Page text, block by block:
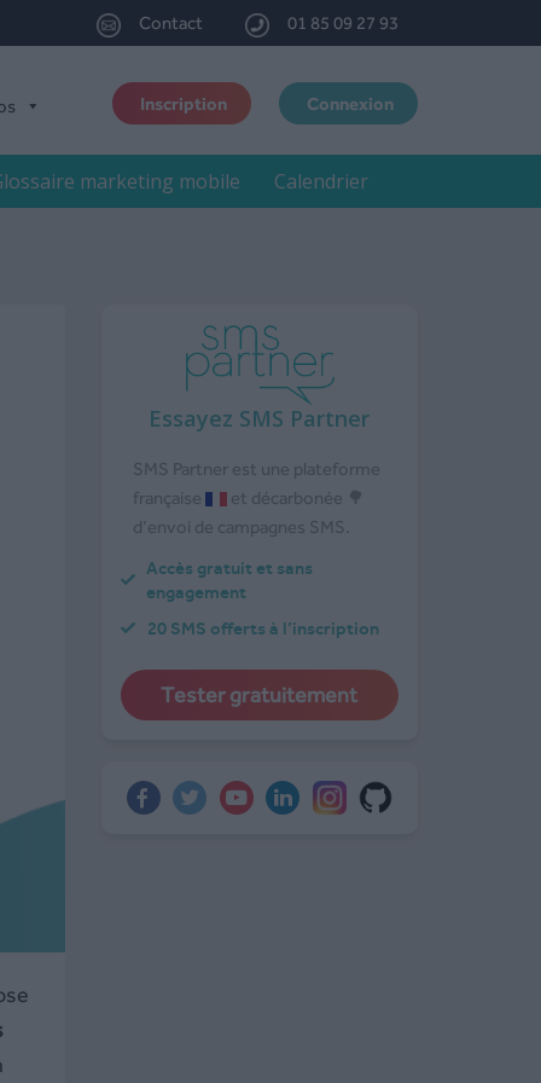
Contact 01 85 09 27 93
Inscription Connexion
marketing mobile Calendrier
Essayez SMS Partner
SMS Partner est une plateforme
française
et décarbonée 🌳
d’envoi de campagnes SMS.
Accès gratuit et sans
engagement
20 SMS offerts à l’inscription
Tester gratuitement